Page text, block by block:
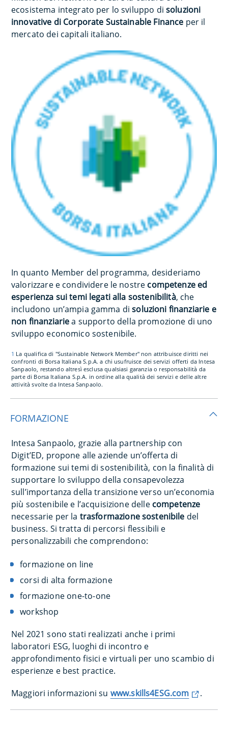
ecosistema integrato per lo sviluppo di soluzioni
innovative di Corporate Sustainable Finance per il
mercato dei capitali italiano.
In quanto Member del programma, desideriamo
valorizzare e condividere le nostre competenze ed
esperienza sui temi legati alla sostenibilità, che
includono un’ampia gamma di soluzioni finanziarie e
non finanziariea supporto della promozione di uno
sviluppo economico sostenibile.
1 La qualifica di "Sustainable Network Member" non attribuisce diritti nei
confronti di Borsa Italiana S.p.A. a chi usufruisce dei servizi offerti da Intesa
Sanpaolo, restando altresì esclusa qualsiasi garanzia o responsabilità da
parte di Borsa Italiana S.p.A. in ordine alla qualità dei servizi e delle altre
attività svolte da Intesa Sanpaolo.
FORMAZIONE
Intesa Sanpaolo, grazie alla partnership con
Digit’ED, propone alle aziende un’offerta di
formazione sui temi di sostenibilità, con la finalità di
supportare lo sviluppo della consapevolezza
sull’importanza della transizione verso un’economia
più sostenibile e l’acquisizione delle competenze
necessarie per la trasformazione sostenibile del
business. Si tratta di percorsi flessibili e
personalizzabili che comprendono:
formazione on line
corsi di alta formazione
formazione one-to-one
workshop
Nel 2021 sono stati realizzati anche i primi
laboratori ESG, luoghi di incontro e
approfondimento fisici e virtuali per uno scambio di
esperienze e best practice.
Maggiori informazioni su www.skills4ESG.com .